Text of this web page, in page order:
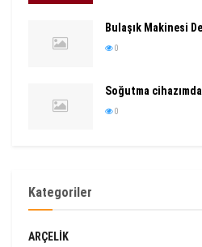
Bulaşık Makinesi
0
Soğutma
0
Kategoriler
ARÇELIK